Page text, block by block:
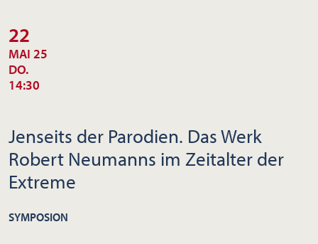
22
MAI 25
DO.
14:30
Jenseits der Parodien. Das Werk
Robert Neumanns im Zeitalter der
Extreme
SYMPOSION